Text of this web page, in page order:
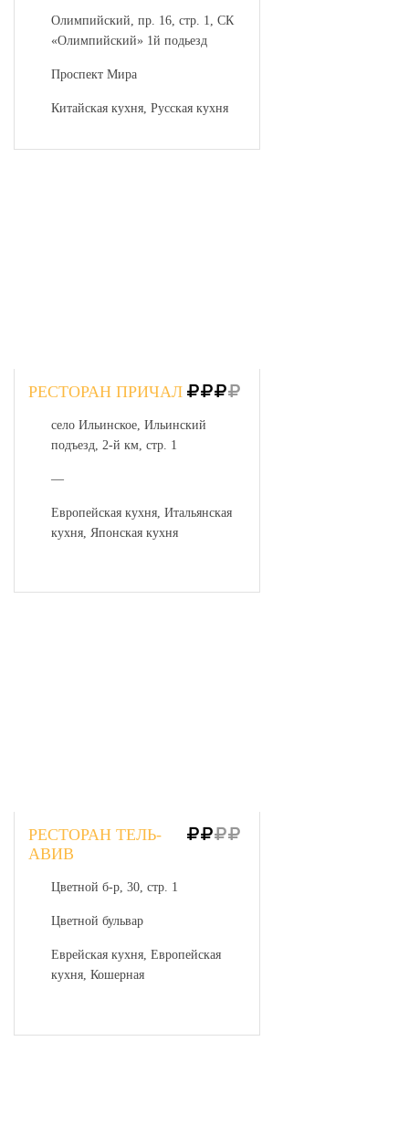
Олимпийский, пр. 16, стр. 1, СК
«Олимпийский» 1й подьезд
Проспект Мира
Китайская кухня, Русская кухня
РЕСТОРАН ПРИЧАЛ
село Ильинское, Ильинский
подъезд, 2-й км, стр. 1
—
Европейская кухня, Итальянская
кухня, Японская кухня
РЕСТОРАН ТЕЛЬ-
АВИВ
Цветной б-р, 30, стр. 1
Цветной бульвар
Еврейская кухня, Европейская
кухня, Кошерная